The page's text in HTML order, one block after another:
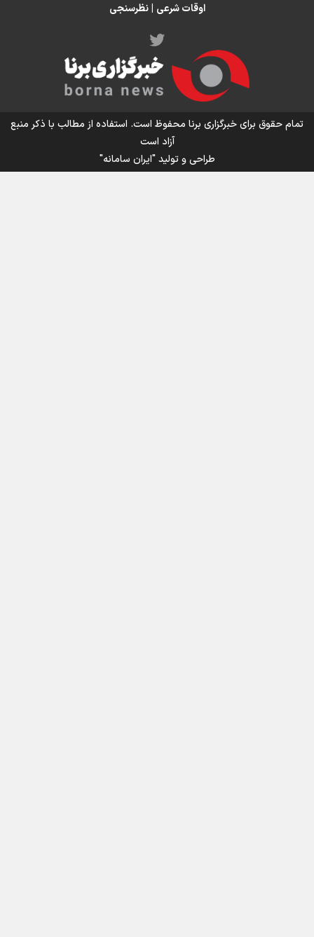
اینفو برنا/ میزان مالیات بر ارزش افزوده چقدر است؟
اوقات شرعی | نظرسنجی
تمام حقوق برای خبرگزاری برنا محفوظ است. استفاده از مطالب با ذکر منبع
آزاد است
طراحی و تولید"ایران سامانه"